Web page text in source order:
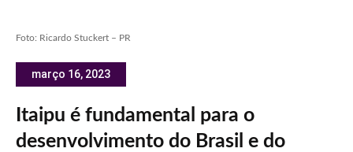
Foto: Ricardo Stuckert – PR
março 16, 2023
Itaipu é fundamental para o
desenvolvimento do Brasil e do